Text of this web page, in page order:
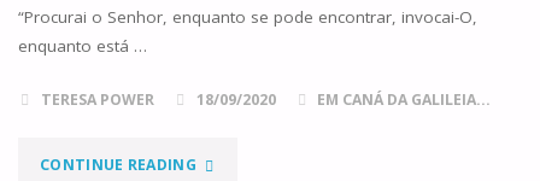
“Procurai o Senhor, enquanto se pode encontrar, invocai-O,
enquanto está …
TERESA POWER 18/09/2020 EM CANÁ DA GALILEIA...
CONTINUE READING"DOMINGO